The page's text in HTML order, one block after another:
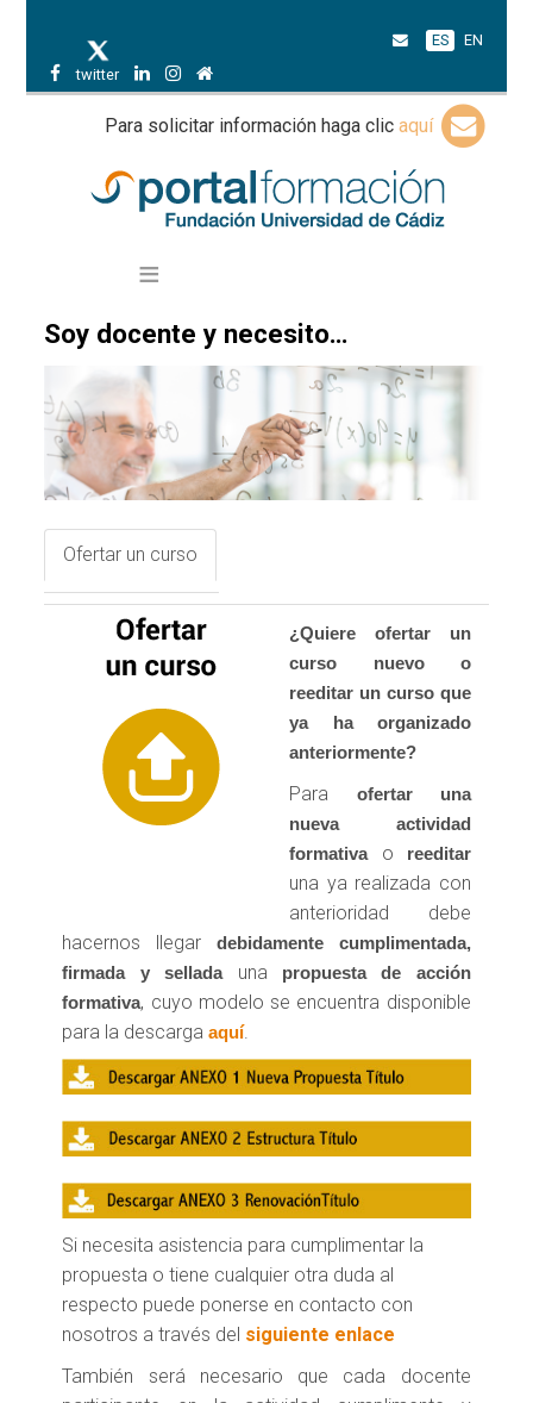
twitter
ES EN
Para solicitar información haga clic aquí
Soy docente y necesito…
Ofertar un curso
¿Quiere ofertar un
curso nuevo o
reeditar un curso que
ya ha organizado
anteriormente?
Para ofertar una
nueva actividad
formativao reeditar
una ya realizada con
anterioridad debe
hacernos llegar debidamente cumplimentada,
firmada y selladauna
propuesta de acción
formativa, cuyo modelo se encuentra disponible
para la descargaaquí.
Si necesita asistencia para cumplimentar la
propuesta o tiene cualquier otra duda al
respecto puede ponerse en contacto con
nosotros a través del siguiente enlace
También será necesario que cada docente